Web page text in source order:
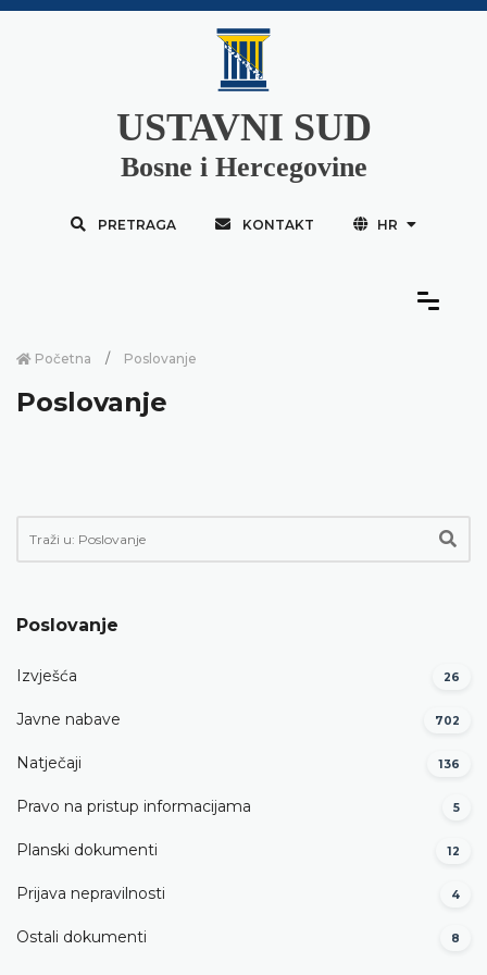
USTAVNI SUD
Bosne i Hercegovine
PRETRAGA KONTAKT HR
Početna Poslovanje
Poslovanje
Poslovanje
Izvješća 26
Javne nabave 702
Natječaji 136
Pravo na pristup informacijama 5
Planski dokumenti 12
Prijava nepravilnosti 4
Ostali dokumenti 8